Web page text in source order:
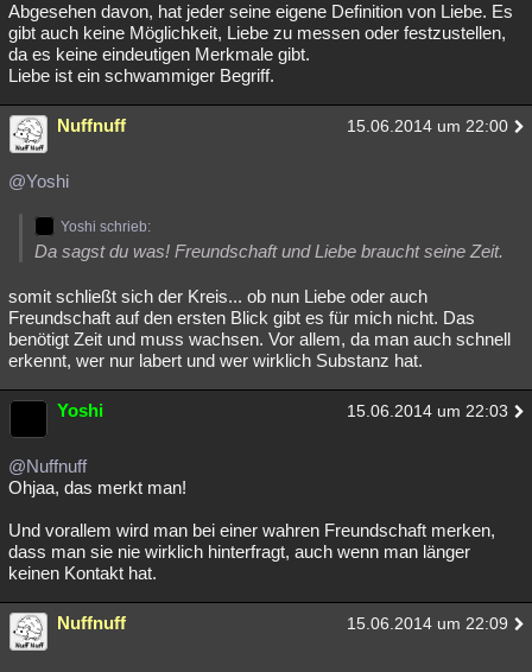
Abgesehen davon, hat jeder seine eigene Definition von Liebe. Es
gibt auch keine Möglichkeit, Liebe zu messen oder festzustellen,
da es keine eindeutigen Merkmale gibt.
Liebe ist ein schwammiger Begriff.
Nuffnuff 15.06.2014 um 22:00
@Yoshi
Yoshi schrieb:
Da sagst du was! Freundschaft und Liebe braucht seine Zeit.
somit schließt sich der Kreis... ob nun Liebe oder auch
Freundschaft auf den ersten Blick gibt es für mich nicht. Das
benötigt Zeit und muss wachsen. Vor allem, da man auch schnell
erkennt, wer nur labert und wer wirklich Substanz hat.
Yoshi 15.06.2014 um 22:03
@Nuffnuff
Ohjaa, das merkt man!
Und vorallem wird man bei einer wahren Freundschaft merken,
dass man sie nie wirklich hinterfragt, auch wenn man länger
keinen Kontakt hat.
Nuffnuff 15.06.2014 um 22:09